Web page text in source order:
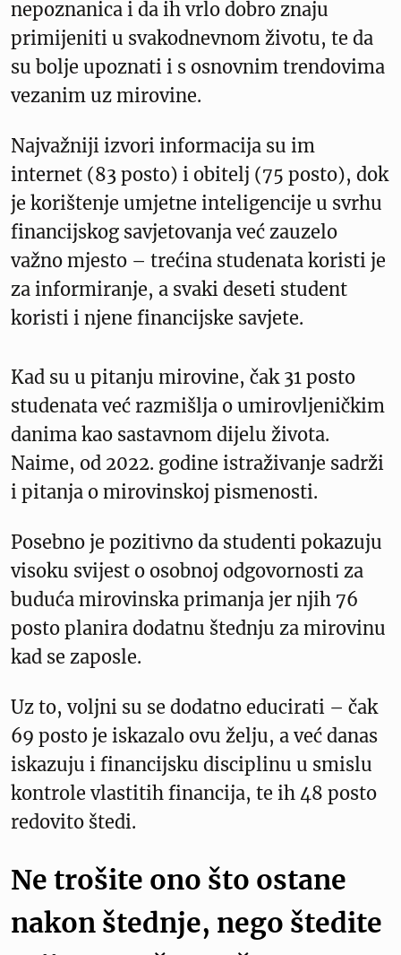
nepoznanica i da ih vrlo dobro znaju
primijeniti u svakodnevnom životu, te da
su bolje upoznati i s osnovnim trendovima
vezanim uz mirovine.
Najvažniji izvori informacija su im
internet (83 posto) i obitelj (75 posto), dok
je korištenje umjetne inteligencije u svrhu
financijskog savjetovanja već zauzelo
važno mjesto – trećina studenata koristi je
za informiranje, a svaki deseti student
koristi i njene financijske savjete.
Kad su u pitanju mirovine, čak 31 posto
studenata već razmišlja o umirovljeničkim
danima kao sastavnom dijelu života.
Naime, od 2022. godine istraživanje sadrži
i pitanja o mirovinskoj pismenosti.
Posebno je pozitivno da studenti pokazuju
visoku svijest o osobnoj odgovornosti za
buduća mirovinska primanja jer njih 76
posto planira dodatnu štednju za mirovinu
kad se zaposle.
Uz to, voljni su se dodatno educirati – čak
69 posto je iskazalo ovu želju, a već danas
iskazuju i financijsku disciplinu u smislu
kontrole vlastitih financija, te ih 48 posto
redovito štedi.
Ne trošite ono što ostane
nakon štednje, nego štedite